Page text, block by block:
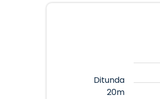
Ditunda
20m